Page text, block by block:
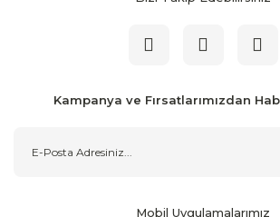
Kampanya ve Fırsatlarımızdan
Mobil Uygulamalarımız